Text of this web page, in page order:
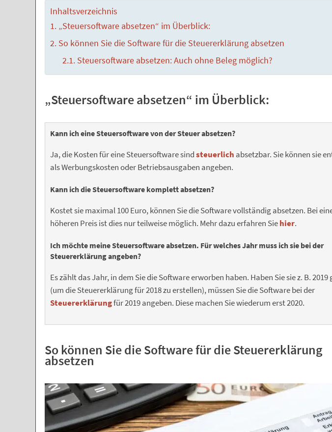
Inhaltsverzeichnis
„Steuersoftware absetzen“ im Überblick:
So können Sie die Software für die Steuererklärung absetzen
Steuersoftware absetzen: Auch ohne Beleg möglich?
„Steuersoftware absetzen“ im Überblick:
Kann ich eine Steuersoftware von der Steuer absetzen?
Ja, die Kosten für eine Steuersoftware sindsteuerlich absetzbar. Sie können sie
als Werbungskosten oder Betriebsausgaben angeben.
Kann ich die Steuersoftware komplett absetzen?
Kostet sie maximal 100 Euro, können Sie die Software vollständig absetzen. Bei
höheren Preis ist dies nur teilweise möglich. Mehr dazu erfahren Siehier.
Ich möchte meine Steuersoftware absetzen. Für welches Jahr muss ich sie bei der
Steuererklärung angeben?
Es zählt das Jahr, in dem Sie die Software erworben haben. Haben Sie sie z. B. 2019
(um die Steuererklärung für 2018 zu erstellen), müssen Sie die Software bei der
Steuererklärungfür 2019 angeben. Diese machen Sie wiederum erst 2020.
So können Sie die Software für die Steuererklärung
absetzen